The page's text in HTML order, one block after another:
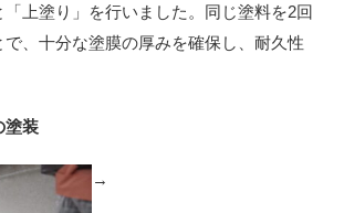
上塗り」を行いました。同じ塗料を2回
、十分な塗膜の厚みを確保し、耐久性
塗装
→